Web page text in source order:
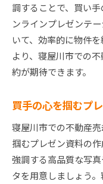
調することで、買い
ンラインプレゼンテ
いて、効率的に物件
より、寝屋川市での
約が期待できます。
買手の心を掴むプ
寝屋川市での不動産
掴むプレゼン資料の
強調する高品質な写
タを用意しましょう